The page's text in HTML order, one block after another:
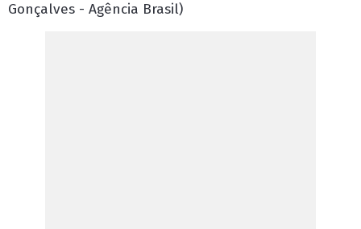
Gonçalves - Agência Brasil)